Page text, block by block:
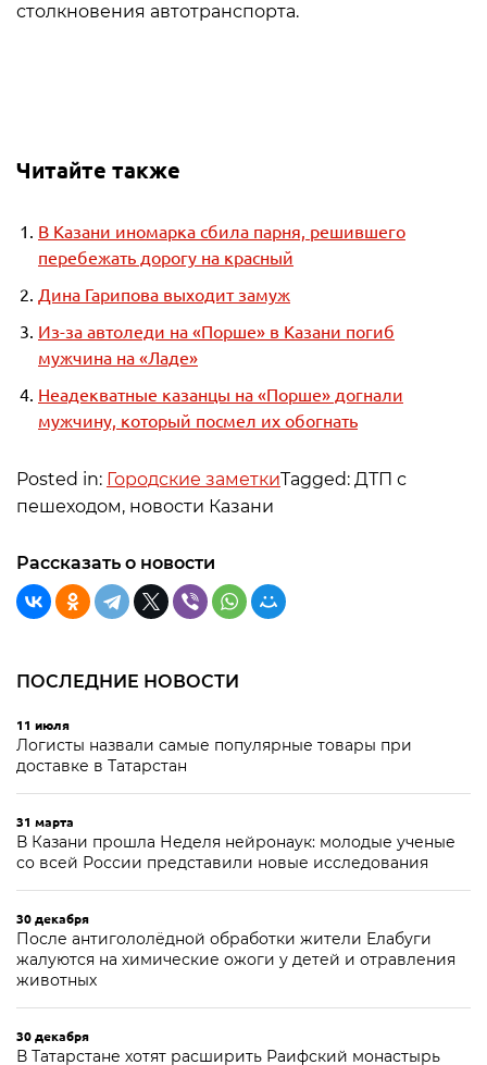
столкновения автотранспорта.
Читайте также
В Казани иномарка сбила парня, решившего
перебежать дорогу на красный
Дина Гарипова выходит замуж
Из-за автоледи на «Порше» в Казани погиб
мужчина на «Ладе»
Неадекватные казанцы на «Порше» догнали
мужчину, который посмел их обогнать
Posted in: Городские заметкиTagged: ДТП с
пешеходом, новости Казани
Рассказать о новости
ПОСЛЕДНИЕ НОВОСТИ
11 июля
Логисты назвали самые популярные товары при
доставке в Татарстан
31 марта
В Казани прошла Неделя нейронаук: молодые ученые
со всей России представили новые исследования
30 декабря
После антигололёдной обработки жители Елабуги
жалуются на химические ожоги у детей и отравления
животных
30 декабря
В Татарстане хотят расширить Раифский монастырь